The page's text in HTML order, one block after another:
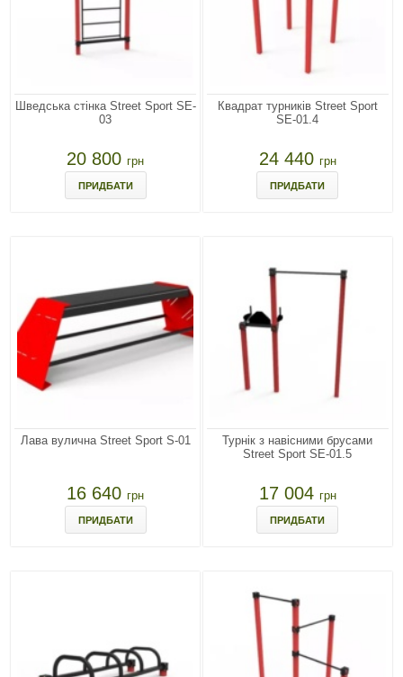
Шведська стінка Street Sport SE-
03
20 800грн
ПРИДБАТИ
Квадрат турників Street Sport
SE-01.4
24 440 грн
ПРИДБАТИ
Лава вулична Street Sport S-01
16 640грн
ПРИДБАТИ
Турнік з навісними брусами
Street Sport SE-01.5
17 004 грн
ПРИДБАТИ